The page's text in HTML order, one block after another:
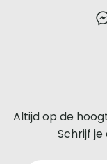
voor
iedere
Altijd op de
Schrijf